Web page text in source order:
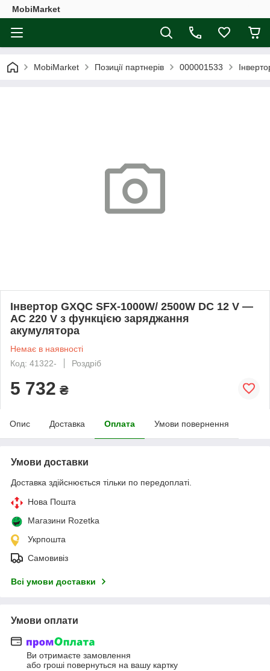
MobiMarket
MobiMarket Позиції партнерів 000001533
Інвертор GXQC SFX-1000W/ 2500W DC 12 V —
AC 220 V з функцією заряджання
акумулятора
Немає в наявності
Код: 41322-
Роздріб
5 732 ₴
Опис Доставка Оплата Умови повернення
Умови доставки
Доставка здійснюється тільки по передоплаті.
Нова Пошта
Магазини Rozetka
Укрпошта
Самовивіз
Всі умови доставки
Умови оплати
Ви отримаєте замовлення
або гроші повернуться на вашу картку